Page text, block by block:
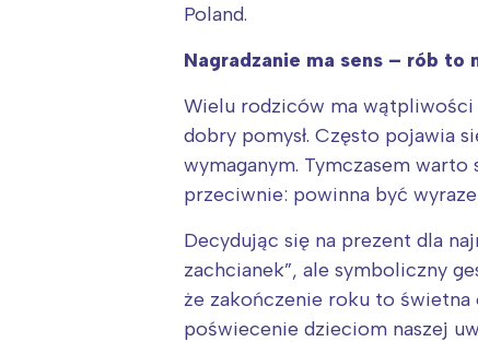
Poland.
Nagradzanie ma sens – rób to
Wielu rodziców ma
dobry pomysł. Często pojawia
wymaganym. Tymczasem
przeciwnie: powinna być
Decydując się na prezent dla
zachcianek”, ale symboliczny
że zakończenie roku to
poświecenie dzieciom naszej